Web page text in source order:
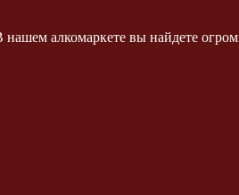
алкомаркете вы найдете